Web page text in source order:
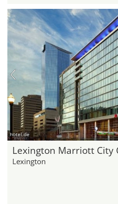
hotel.de
Lexington Marriott City
Lexington